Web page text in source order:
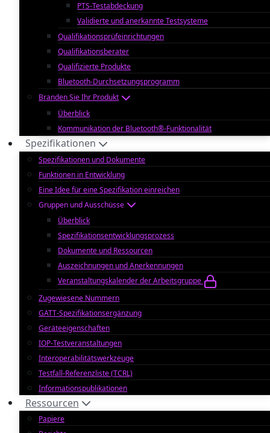
PTS-Testabdeckung
Validierte und anerkannte Testsysteme
Qualifikationsprüfeinrichtungen
Qualifikationsberater
Qualifizierte Produkte
Bluetooth-Durchsetzungsprogramm
Branden Sie Ihr Produkt
Überblick
Kommunikation der Bluetooth®-Funktionalität
Spezifikationen
Spezifikationen und Dokumente
Funktionen in Entwicklung
Eine Idee für eine Spezifikation einreichen
Gruppen und Ausschüsse
Überblick
Spezifikationsentwicklungsprozess
Dokumente und Ressourcen
Auszeichnungen und Anerkennungen
Veranstaltungskalender der Arbeitsgruppe
Zugewiesene Nummern
GATT-Spezifikationsergänzung
Geräteeigenschaften
IOP-Testveranstaltungen
Interoperabilitätswerkzeuge
Testfall-Referenzliste (TCRL)
Informationspublikationen
Ressourcen
Papiere